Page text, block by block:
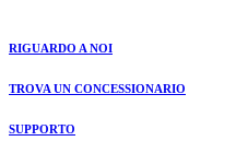
RIGUARDO A NOI
TROVA UN CONCESSIONARIO
SUPPORTO